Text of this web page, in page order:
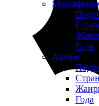
Года
Аниме
Года